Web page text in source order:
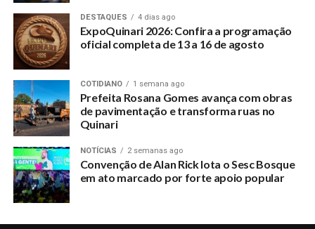
DESTAQUES 4 dias ago
ExpoQuinari 2026: Confira a programação
oficial completa de 13 a 16 de agosto
COTIDIANO 1 semana ago
Prefeita Rosana Gomes avança com obras
de pavimentação e transforma ruas no
Quinari
NOTÍCIAS 2 semanas ago
Convenção de Alan Rick lota o Sesc Bosque
em ato marcado por forte apoio popular